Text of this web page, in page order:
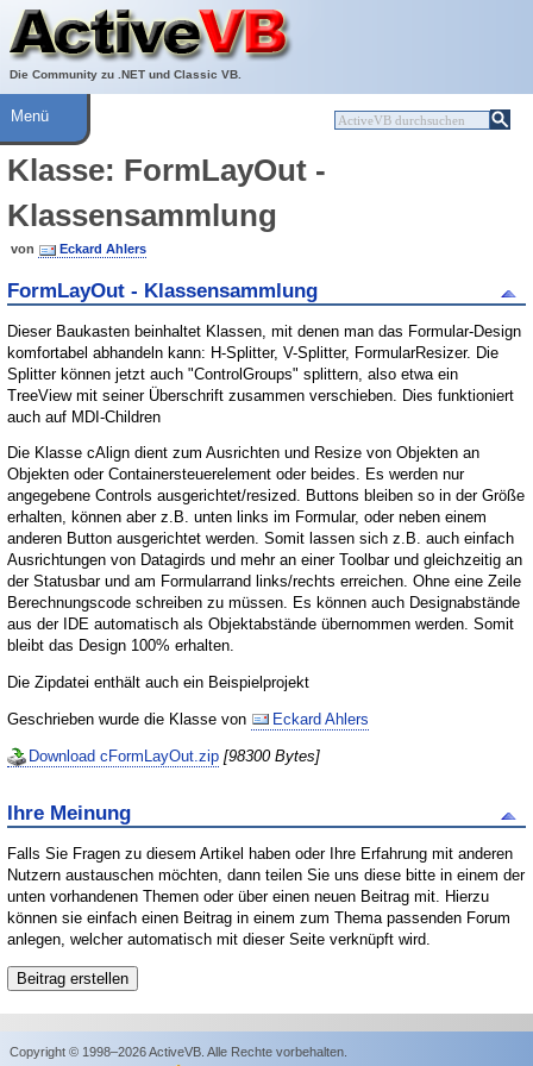
Die Community zu .NET und Classic VB.
Über ActiveVB
Hilfe
Menü
Klasse: FormLayOut -
Klassensammlung
von Eckard Ahlers
FormLayOut - Klassensammlung
Dieser Baukasten beinhaltet Klassen, mit denen man das Formular-Design
komfortabel abhandeln kann: H-Splitter, V-Splitter, FormularResizer. Die
Splitter können jetzt auch "ControlGroups" splittern, also etwa ein
TreeView mit seiner Überschrift zusammen verschieben. Dies funktioniert
auch auf MDI-Children
Die Klasse cAlign dient zum Ausrichten und Resize von Objekten an
Objekten oder Containersteuerelement oder beides. Es werden nur
angegebene Controls ausgerichtet/resized. Buttons bleiben so in der Größe
erhalten, können aber z.B. unten links im Formular, oder neben einem
anderen Button ausgerichtet werden. Somit lassen sich z.B. auch einfach
Ausrichtungen von Datagirds und mehr an einer Toolbar und gleichzeitig an
der Statusbar und am Formularrand links/rechts erreichen. Ohne eine Zeile
Berechnungscode schreiben zu müssen. Es können auch Designabstände
aus der IDE automatisch als Objektabstände übernommen werden. Somit
bleibt das Design 100% erhalten.
Die Zipdatei enthält auch ein Beispielprojekt
Geschrieben wurde die Klasse von Eckard Ahlers
Download cFormLayOut.zip [98300 Bytes]
Ihre Meinung
Falls Sie Fragen zu diesem Artikel haben oder Ihre Erfahrung mit anderen
Nutzern austauschen möchten, dann teilen Sie uns diese bitte in einem der
unten vorhandenen Themen oder über einen neuen Beitrag mit. Hierzu
können sie einfach einen Beitrag in einem zum Thema passenden Forum
anlegen, welcher automatisch mit dieser Seite verknüpft wird.
Copyright © 1998–2026 ActiveVB. Alle Rechte vorbehalten.